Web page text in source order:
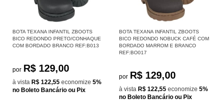
BOTA TEXANA INFANTIL ZBOOTS
BICO REDONDO PRETO/CONHAQUE
COM BORDADO BRANCO REF:B013
por R$ 129,00
à vista R$ 122,55 economize 5%
no Boleto Bancário ou Pix
BOTA TEXANA INFANTIL ZBOOTS
BICO REDONDO NOBUCK CAFÉ COM
BORDADO MARROM E BRANCO
REF:BO017
por R$ 129,00
à vista R$ 122,55 economize 5%
no Boleto Bancário ou Pix